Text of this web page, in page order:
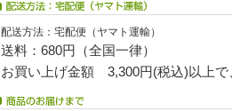
配送方法：宅配便（ヤマト運輸）
送料：680円（全国一律）
お買い上げ金額 3,300円(税込)以上で